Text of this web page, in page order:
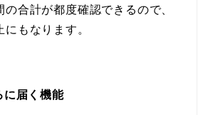
合計が都度確認できるので、
もなります。
届く機能